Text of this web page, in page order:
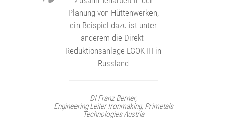
Uns verbindet eine langjährige
Zusammenarbeit in der
Planung von Hüttenwerken,
DI (FH) Rudolf Dimmler,
Abteilungsleiter Industrieanlagenbau
Kremsmüller KG